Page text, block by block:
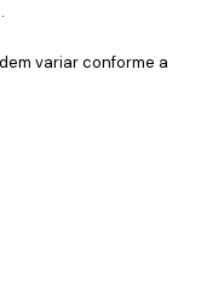
variar conforme a